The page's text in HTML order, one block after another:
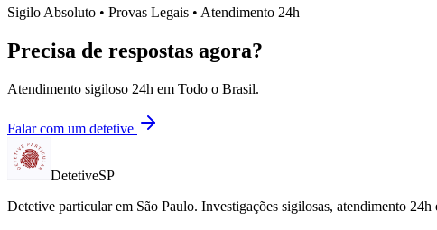
Sigilo Absoluto • Provas Legais • Atendimento 24h
Precisa de respostas agora?
Atendimento sigiloso 24h em Todo o Brasil.
Falar com um detetive
DetetiveSP
Detetive particular em São Paulo. Investigações sigilosas, atendimento